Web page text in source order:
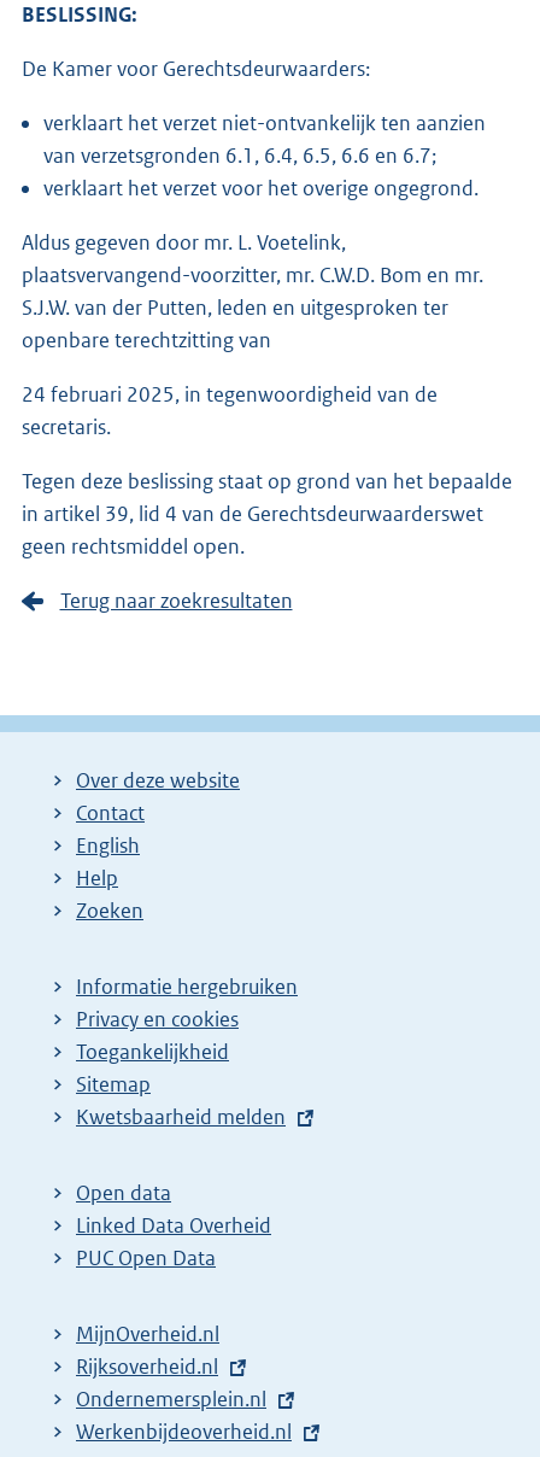
BESLISSING:
De Kamer voor Gerechtsdeurwaarders:
verklaart het verzet niet-ontvankelijk ten aanzien
van verzetsgronden 6.1, 6.4, 6.5, 6.6 en 6.7;
verklaart het verzet voor het overige ongegrond.
Aldus gegeven door mr. L. Voetelink,
plaatsvervangend-voorzitter, mr. C.W.D. Bom en mr.
S.J.W. van der Putten, leden en uitgesproken ter
openbare terechtzitting van
24 februari 2025, in tegenwoordigheid van de
secretaris.
Tegen deze beslissing staat op grond van het bepaalde
in artikel 39, lid 4 van de Gerechtsdeurwaarderswet
geen rechtsmiddel open.
Terug naar zoekresultaten
Over deze website
Contact
English
Help
Zoeken
Informatie hergebruiken
Privacy en cookies
Toegankelijkheid
Sitemap
E
t
e
r
l
i
n
k
Kwetsbaarheid melden
Open data
Linked Data Overheid
PUC Open Data
MijnOverheid.nl
E
x
t
Rijksoverheid.nl
E
x
Ondernemersplein.nl
E
Werkenbijdeoverheid.nl